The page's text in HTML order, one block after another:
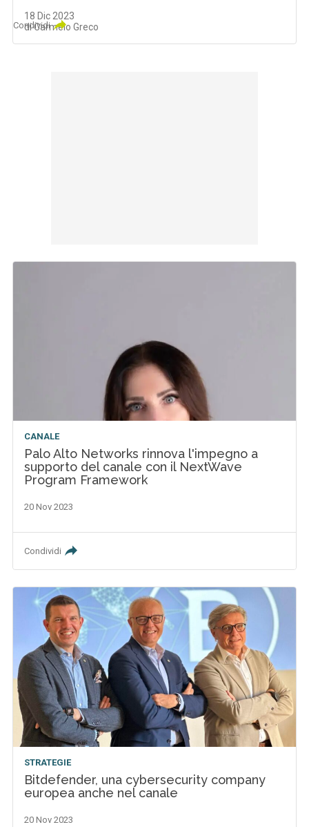
18 Dic 2023
di Carmelo Greco
Condividi
CANALE
Palo Alto Networks rinnova l'impegno a
supporto del canale con il NextWave
Program Framework
20 Nov 2023
Condividi
STRATEGIE
Bitdefender, una cybersecurity company
europea anche nel canale
20 Nov 2023